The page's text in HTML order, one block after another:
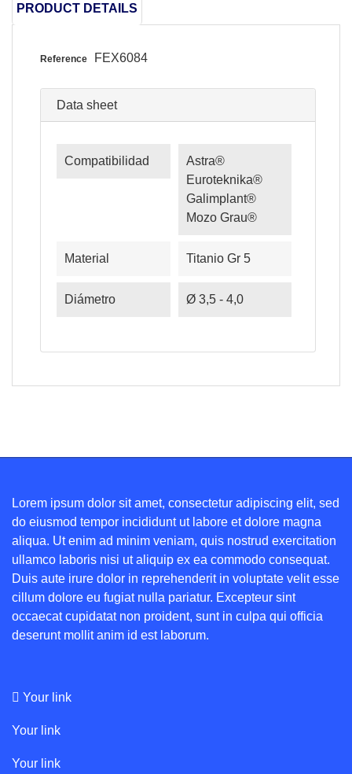
PRODUCT DETAILS
Reference FEX6084
Data sheet
Compatibilidad
Astra®
Euroteknika®
Galimplant®
Mozo Grau®
Material Titanio Gr 5
Diámetro Ø 3,5 - 4,0
Lorem ipsum dolor sit amet, consectetur adipiscing elit, sed
do eiusmod tempor incididunt ut labore et dolore magna
aliqua. Ut enim ad minim veniam, quis nostrud exercitation
ullamco laboris nisi ut aliquip ex ea commodo consequat.
Duis aute irure dolor in reprehenderit in voluptate velit esse
cillum dolore eu fugiat nulla pariatur. Excepteur sint
occaecat cupidatat non proident, sunt in culpa qui officia
deserunt mollit anim id est laborum.
Your link
Your link
Your link